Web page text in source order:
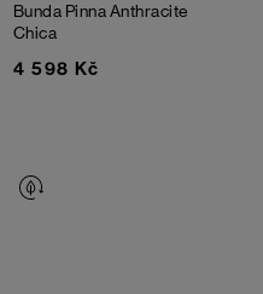
Bunda Pinna Anthracite
Chica
4 598 Kč